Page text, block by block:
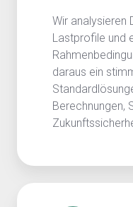
Wir analysieren
Lastprofile und
daraus ein
Berechnungen,